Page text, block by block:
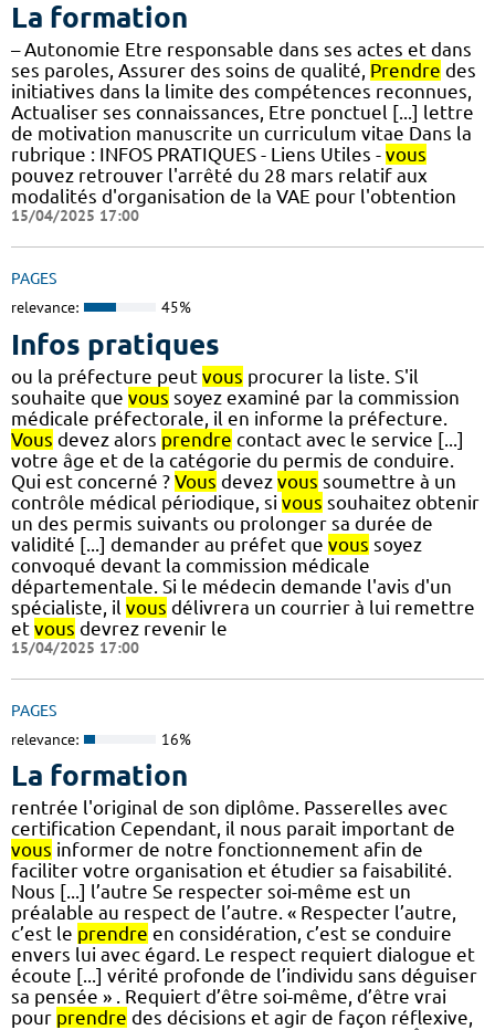
La formation
– Autonomie Etre responsable dans ses actes et dans
ses paroles, Assurer des soins de qualité, Prendre des
initiatives dans la limite des compétences reconnues,
Actualiser ses connaissances, Etre ponctuel [...] lettre
de motivation manuscrite un curriculum vitae Dans la
rubrique : INFOS PRATIQUES - Liens Utiles - vous
pouvez retrouver l'arrêté du 28 mars relatif aux
modalités d'organisation de la VAE pour l'obtention
15/04/2025 17:00
PAGES
relevance: 45%
Infos pratiques
ou la préfecture peut vous procurer la liste. S'il
souhaite que vous soyez examiné par la commission
médicale préfectorale, il en informe la préfecture.
Vous devez alors prendre contact avec le service [...]
votre âge et de la catégorie du permis de conduire.
Qui est concerné ? Vous devez vous soumettre à un
contrôle médical périodique, si vous souhaitez obtenir
un des permis suivants ou prolonger sa durée de
validité [...] demander au préfet que vous soyez
convoqué devant la commission médicale
départementale. Si le médecin demande l'avis d'un
spécialiste, il vous délivrera un courrier à lui remettre
et vous devrez revenir le
15/04/2025 17:00
PAGES
relevance: 16%
La formation
rentrée l'original de son diplôme. Passerelles avec
certification Cependant, il nous parait important de
vous informer de notre fonctionnement afin de
faciliter votre organisation et étudier sa faisabilité.
Nous [...] l’autre Se respecter soi-même est un
préalable au respect de l’autre. « Respecter l’autre,
c’est le prendre en considération, c’est se conduire
envers lui avec égard. Le respect requiert dialogue et
écoute [...] vérité profonde de l’individu sans déguiser
sa pensée » . Requiert d’être soi-même, d’être vrai
pour prendre des décisions et agir de façon réflexive,